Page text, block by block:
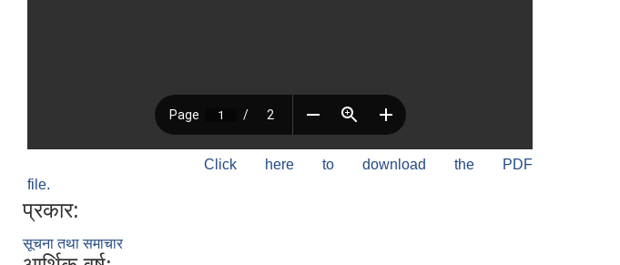
Click here to download the PDF
file.
प्रकार:
सूचना तथा समाचार